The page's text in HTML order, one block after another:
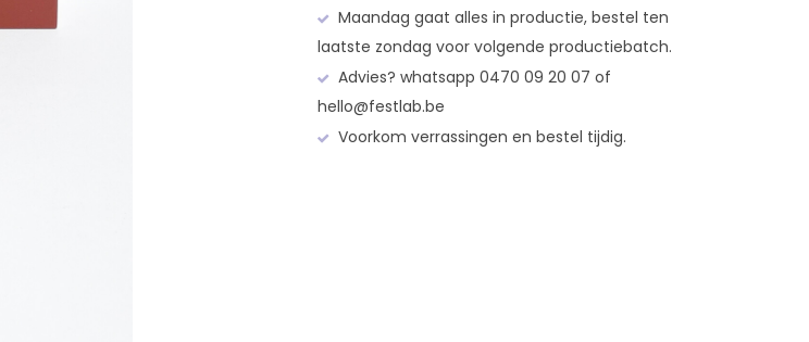
Maandag gaat alles in productie, bestel ten
laatste zondag voor volgende productiebatch.
Advies? whatsapp 0470 09 20 07 of
hello@festlab.be
Voorkom verrassingen en bestel tijdig.